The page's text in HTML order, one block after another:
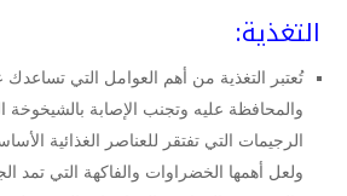
التغذية:
تُعتبر التغذية من أهم العوامل التي
والمحافظة عليه وتجنب الإصابة بالشيخوخة
الرجيمات التي تفتقر للعناصر الغذائية
ولعل أهمها الخضراوات والفاكهة التي تمد